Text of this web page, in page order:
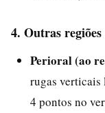
4. Outras regiões
Perioral (ao
rugas verticais
4 pontos no